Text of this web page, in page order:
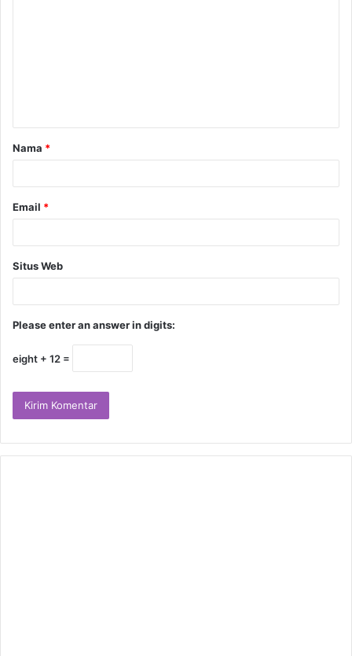
Nama *
Email *
Situs Web
Please enter an answer in digits:
eight + 12 =